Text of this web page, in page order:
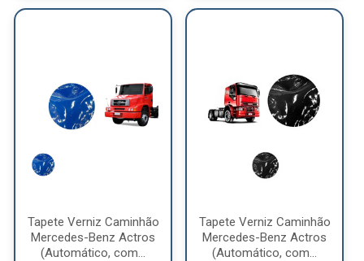
Tapete Verniz Caminhão
Mercedes-Benz Actros
(Automático, com...
Tapete Verniz Caminhão
Mercedes-Benz Actros
(Automático, com...